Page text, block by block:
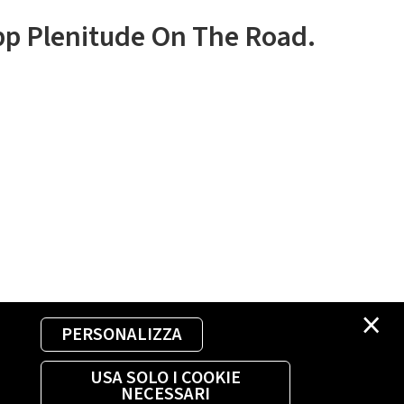
×
PERSONALIZZA
USA SOLO I COOKIE
NECESSARI
Plenitude On The Road.